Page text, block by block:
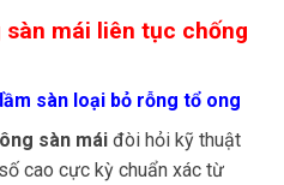
mái liên tục chống
sàn loại bỏ rỗng tổ ong
sàn mái đòi hỏi kỹ thuật
cao cực kỳ chuẩn xác từ